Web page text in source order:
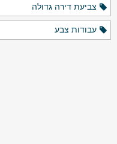
צביעת דירה גדולה
עבודות צבע